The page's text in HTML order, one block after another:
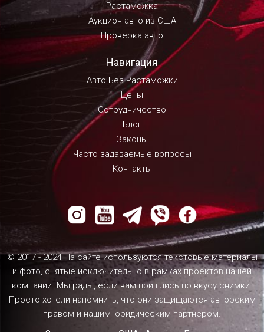
Растаможка
Аукцион авто из США
Проверка авто
Навигация
Авто Без Растаможки
Цены
Сотрудничество
Блог
Законы
Часто задаваемые вопросы
Контакты
© 2017 - 2024 На сайте используются текстовые материалы
и фото, снятые исключительно в рамках проектов нашей
компании. Мы рады, если вам пришлись по вкусу снимки.
Просто хотели напомнить, что они защищаются авторским
правом и нашим юридическим партнером.